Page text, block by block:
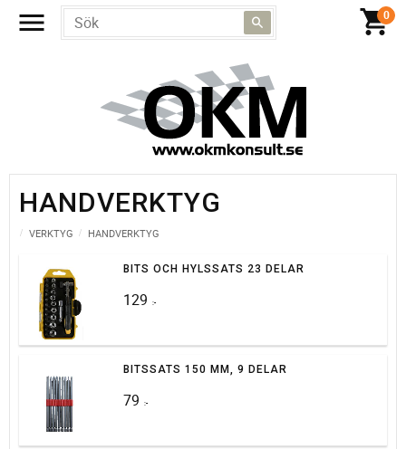
HANDVERKTYG
VERKTYG HANDVERKTYG
BITS OCH HYLSSATS 23 DELAR
129 :-
BITSSATS 150 MM, 9 DELAR
79 :-